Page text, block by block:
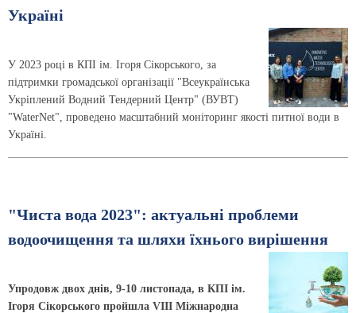
Україні
У 2023 році в КПІ ім. Ігоря Сікорського, за
підтримки громадської організації "Всеукраїнська
Укріплений Водний Тендерний Центр" (ВУВТ)
"WaterNet", проведено масштабний моніторинг якості питної води в
Україні.
"Чиста вода 2023": актуальні проблеми
водоочищення та шляхи їхнього вирішення
Упродовж двох днів, 9-10 листопада, в КПІ ім.
Ігоря Сікорського пройшла VIІI Міжнародна